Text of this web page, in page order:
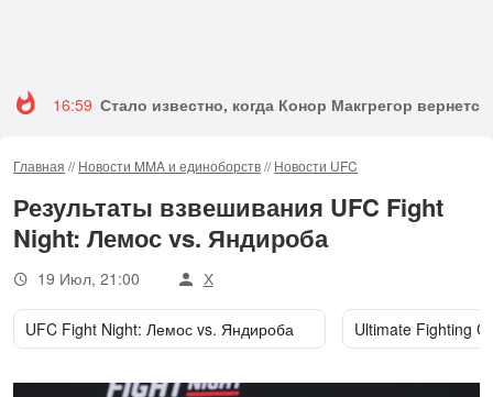
16:59 Стало известно, когда Конор Макгрегор вернется
Главная //Новости MMA и единоборств//Новости UFC
Результаты взвешивания UFC Fight
Night: Лемос vs. Яндироба
19 Июл, 21:00 Х
UFC Fight Night: Лемос vs. Яндироба Ultimate Fighting